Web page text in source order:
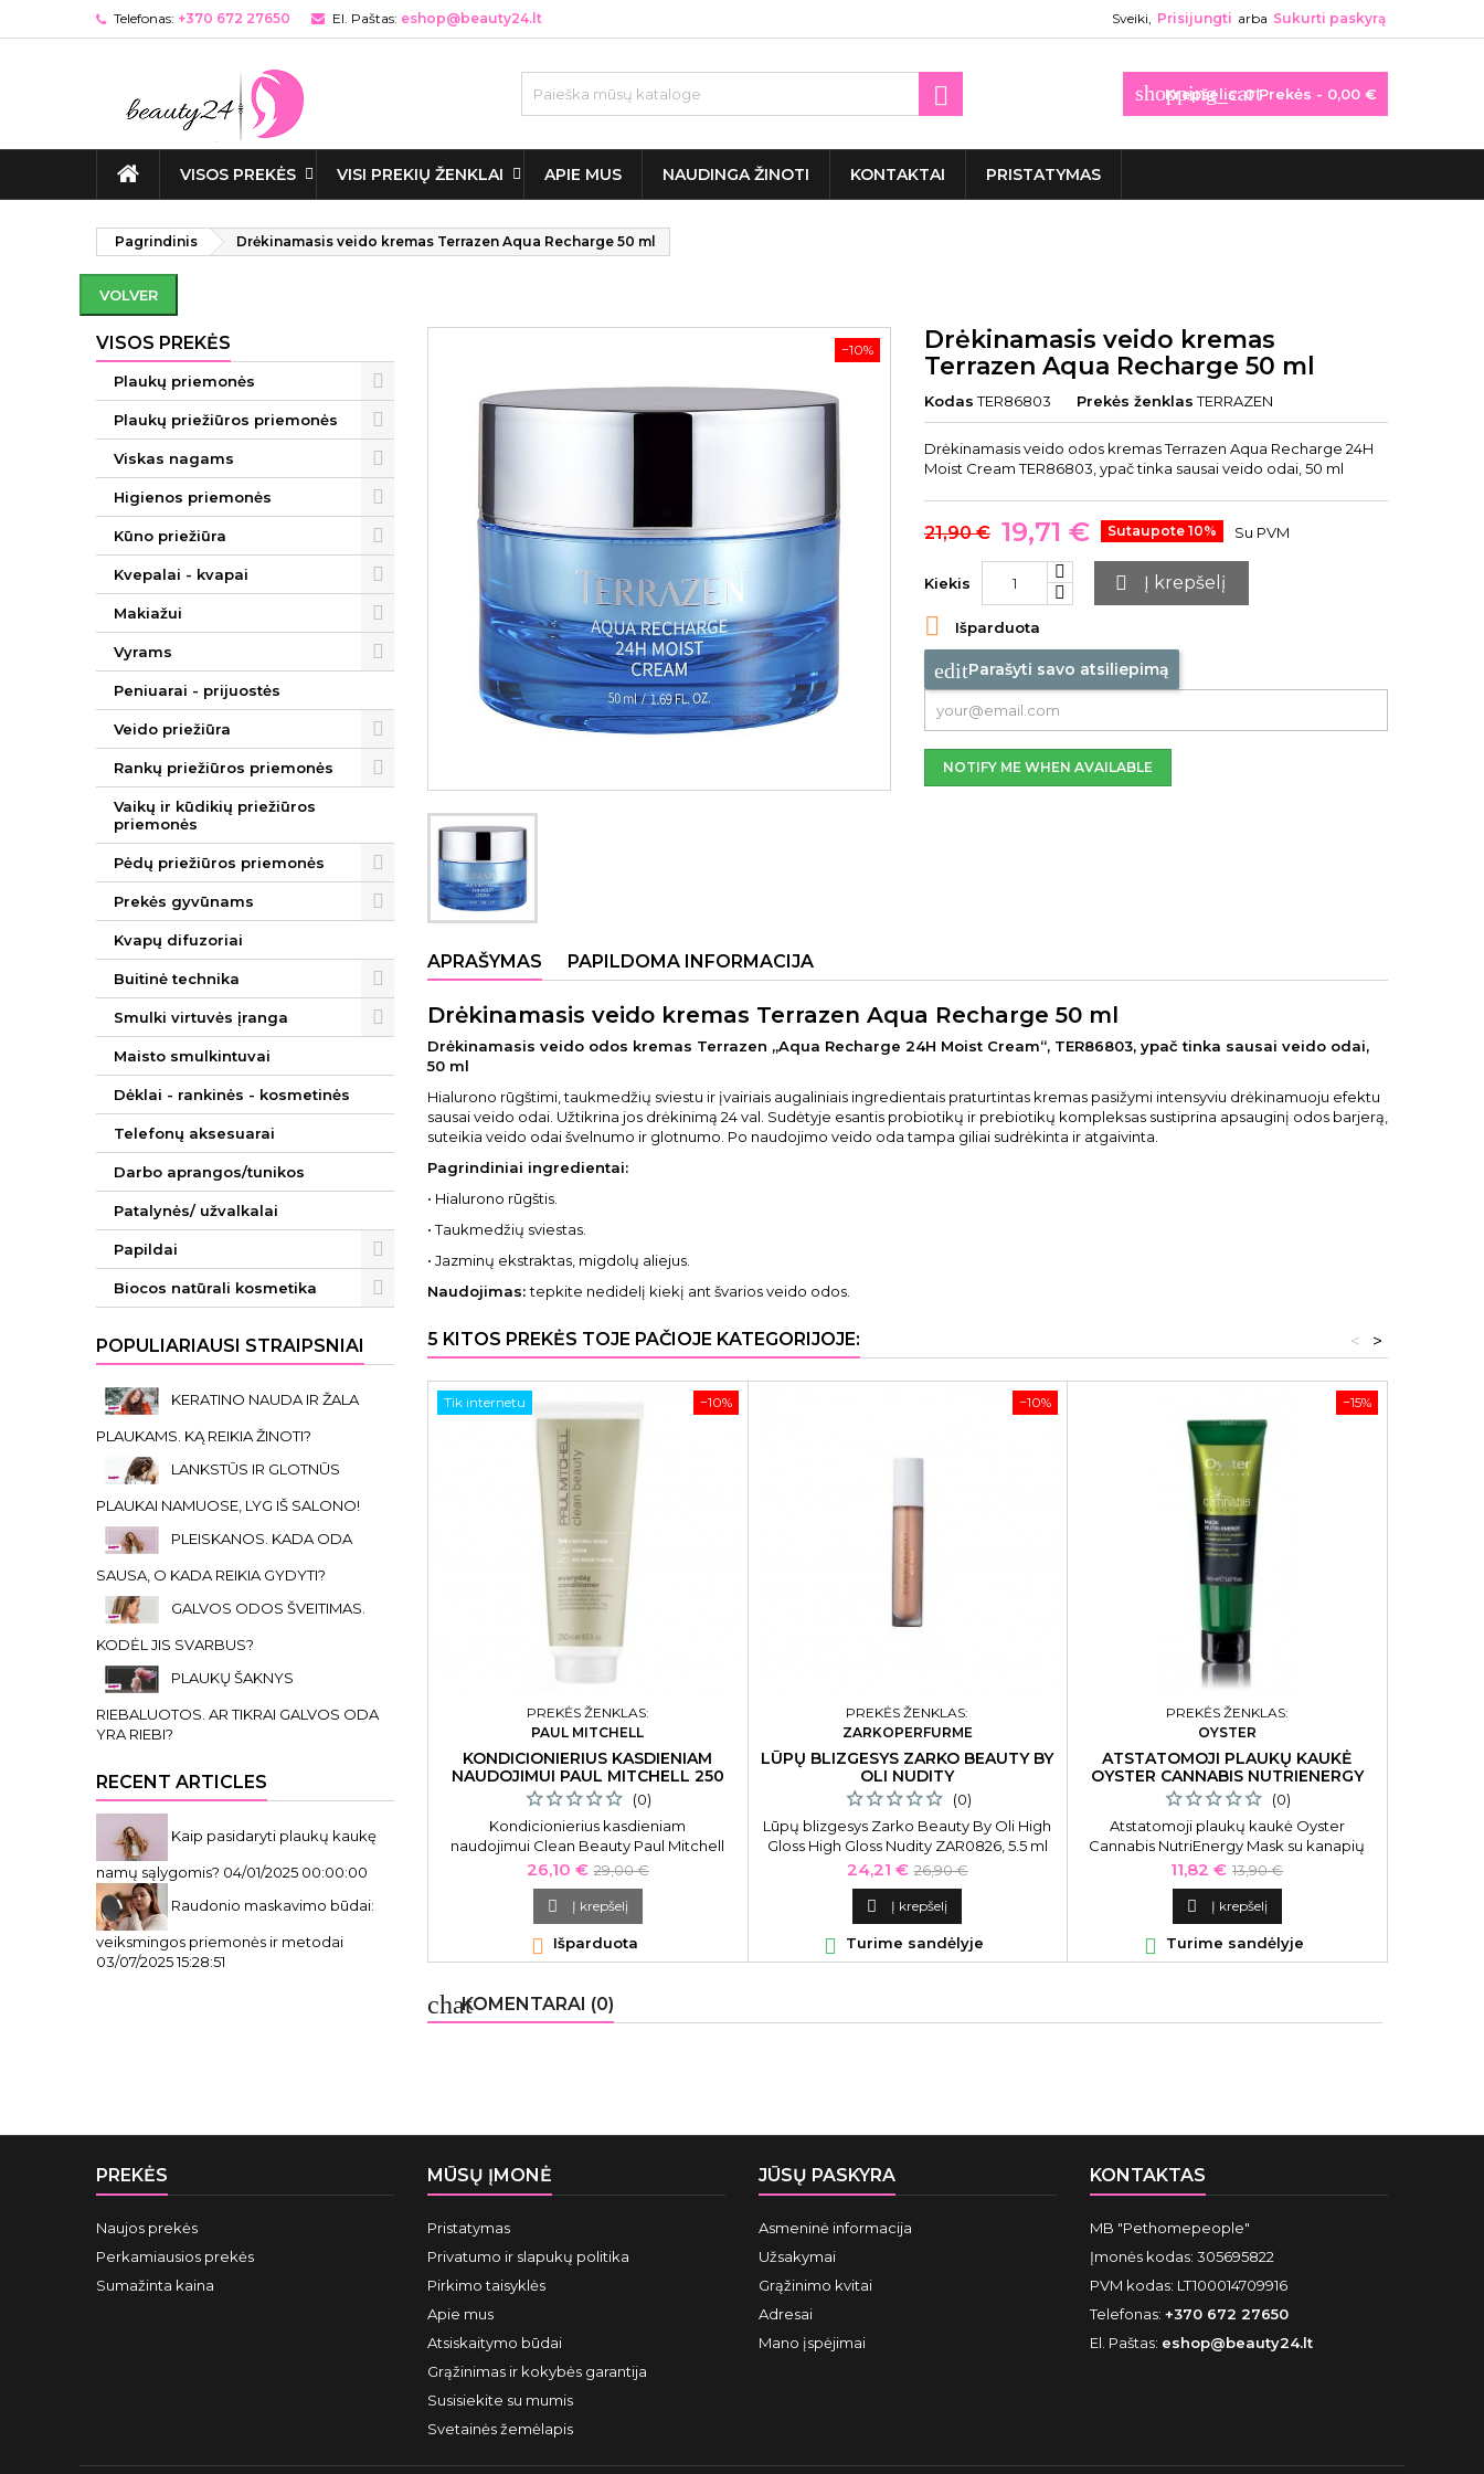
Telefonas: +370 672 27650 El. Paštas: eshop@beauty24.lt Sveiki, Prisijungti arba Sukurti paskyrą
shopping_cart
Krepšelis: 0Prekės - 0,00 €

VISOS PREKĖS VISI PREKIŲ ŽENKLAI APIE MUS NAUDINGA ŽINOTI KONTAKTAI PRISTATYMAS
Pagrindinis Drėkinamasis veido kremas Terrazen Aqua Recharge 50 ml
VOLVER
VISOS PREKĖS
Plaukų priemonės
Plaukų priežiūros priemonės
Viskas nagams
Higienos priemonės
Kūno priežiūra
Kvepalai - kvapai
Makiažui
Vyrams
Peniuarai - prijuostės
Veido priežiūra
Rankų priežiūros priemonės
Vaikų ir kūdikių priežiūros
priemonės
Pėdų priežiūros priemonės
Prekės gyvūnams
Kvapų difuzoriai
Buitinė technika
Smulki virtuvės įranga
Maisto smulkintuvai
Dėklai - rankinės - kosmetinės
Telefonų aksesuarai
Darbo aprangos/tunikos
Patalynės/ užvalkalai
Papildai
Biocos natūrali kosmetika
POPULIARIAUSI STRAIPSNIAI
KERATINO NAUDA IR ŽALA
PLAUKAMS. KĄ REIKIA ŽINOTI?
LANKSTŪS IR GLOTNŪS
PLAUKAI NAMUOSE, LYG IŠ SALONO!
PLEISKANOS. KADA ODA
SAUSA, O KADA REIKIA GYDYTI?
GALVOS ODOS ŠVEITIMAS.
KODĖL JIS SVARBUS?
PLAUKŲ ŠAKNYS
RIEBALUOTOS. AR TIKRAI GALVOS ODA
YRA RIEBI?
RECENT ARTICLES
Kaip pasidaryti plaukų kaukę
namų sąlygomis? 04/01/2025 00:00:00
Raudonio maskavimo būdai:
veiksmingos priemonės ir metodai
03/07/2025 15:28:51
−10%
Drėkinamasis veido kremas
Terrazen Aqua Recharge 50 ml
Kodas TER86803 Prekės ženklas TERRAZEN
Drėkinamasis veido odos kremas Terrazen Aqua Recharge 24H
Moist Cream TER86803, ypač tinka sausai veido odai, 50 ml
21,90 € 19,71 € Sutaupote 10% Su PVM
Kiekis  Į krepšelį
 Išparduota
editParašyti savo atsiliepimą
NOTIFY ME WHEN AVAILABLE
APRAŠYMAS PAPILDOMA INFORMACIJA
Drėkinamasis veido kremas Terrazen Aqua Recharge 50 ml
Drėkinamasis veido odos kremas Terrazen „Aqua Recharge 24H Moist Cream“, TER86803, ypač tinka sausai veido odai,
50 ml
Hialurono rūgštimi, taukmedžių sviestu ir įvairiais augaliniais ingredientais praturtintas kremas pasižymi intensyviu drėkinamuoju efektu
sausai veido odai. Užtikrina jos drėkinimą 24 val. Sudėtyje esantis probiotikų ir prebiotikų kompleksas sustiprina apsauginį odos barjerą,
suteikia veido odai švelnumo ir glotnumo. Po naudojimo veido oda tampa giliai sudrėkinta ir atgaivinta.
Pagrindiniai ingredientai:
• Hialurono rūgštis.
• Taukmedžių sviestas.
• Jazminų ekstraktas, migdolų aliejus.
Naudojimas:tepkite nedidelį kiekį ant švarios veido odos.
5 KITOS PREKĖS TOJE PAČIOJE KATEGORIJOJE: >
<
−10%
Tik internetu
PREKĖS ŽENKLAS:
PAUL MITCHELL
KONDICIONIERIUS KASDIENIAM
NAUDOJIMUI PAUL MITCHELL 250
ML
(0)
Kondicionierius kasdieniam
naudojimui Clean Beauty Paul Mitchell
250ml. Šis turtingos tekstūros kasdieniam
naudojimui skirtas kondicionierius, suteiks
plaukams neprilygstamo elastingumo.
Augaliniais ekstraktais praturtintos
priemonės sudėtyje yra 94% natūralios
kilmės ingredientų.
Kaina
26,10 € Bazinė
kaina
29,00 €
 Į krepšelį
 Išparduota
−10%
PREKĖS ŽENKLAS:
ZARKOPERFURME
LŪPŲ BLIZGESYS ZARKO BEAUTY BY
OLI NUDITY
(0)
Lūpų blizgesys Zarko Beauty By Oli High
Gloss High Gloss Nudity ZAR0826, 5.5 ml
Kaina
24,21 € Bazinė
kaina
26,90 €
 Į krepšelį
 Turime sandėlyje
−15%
PREKĖS ŽENKLAS:
OYSTER
ATSTATOMOJI PLAUKŲ KAUKĖ
OYSTER CANNABIS NUTRIENERGY
MASK SU KANAPIŲ SĖKLŲ ALIEJUMI
150 ML
(0)
Atstatomoji plaukų kaukė Oyster
Cannabis NutriEnergy Mask su kanapių
sėklų aliejumi 150 ml
Kaina
11,82 € Bazinė
kaina
13,90 €
 Į krepšelį
 Turime sandėlyje
chatKOMENTARAI (0)
PREKĖS
Naujos prekės
Perkamiausios prekės
Sumažinta kaina
MŪSŲ ĮMONĖ
Pristatymas
Privatumo ir slapukų politika
Pirkimo taisyklės
Apie mus
Atsiskaitymo būdai
Grąžinimas ir kokybės garantija
Susisiekite su mumis
Svetainės žemėlapis
JŪSŲ PASKYRA
Asmeninė informacija
Užsakymai
Grąžinimo kvitai
Adresai
Mano įspėjimai
KONTAKTAS
MB "Pethomepeople"
Įmonės kodas: 305695822
PVM kodas: LT100014709916
Telefonas: +370 672 27650
El. Paštas: eshop@beauty24.lt